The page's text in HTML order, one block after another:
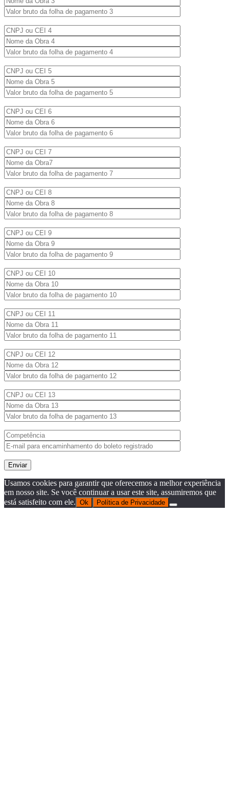
Usamos cookies para garantir que oferecemos a melhor experiência
em nosso site. Se você continuar a usar este site, assumiremos que
está satisfeito com ele. Ok Política de Privacidade